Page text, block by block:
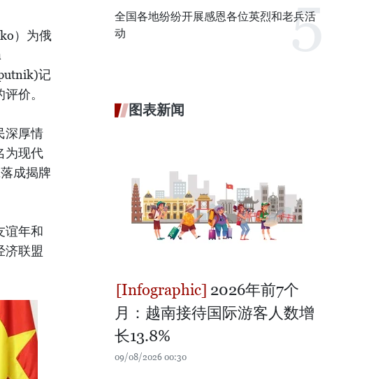
）为俄
记
价。
深厚情
为现代
成揭牌
谊年和
济联盟
全国各地纷纷开展感恩各位英烈和老兵活
动
图表新闻
2026年前7个
月：越南接待国际游客人数增
长13.8%
09/08/2026 00:30